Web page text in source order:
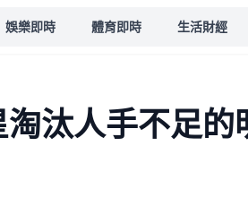
娛樂即時 體育即時 生活財經
淘汰人手不足